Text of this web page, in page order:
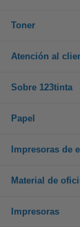
Toner
Atención al
Sobre 123tinta
Papel
Impresoras de
Material de
Impresoras